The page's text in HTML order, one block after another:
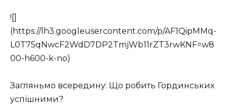
![]
(https://lh3.googleusercontent.com/p/AF1QipMMq-
L0T75qNwcF2WdD7DP2TmjWb11rZT3rwKNF=w8
00-h600-k-no)
Загляньмо всередину: Що робить Гординських
успішними?